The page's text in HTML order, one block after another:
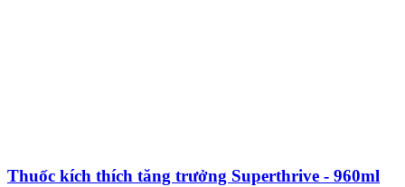
Thuốc kích thích tăng trưởng Superthrive - 960ml